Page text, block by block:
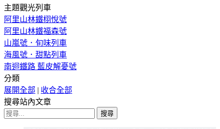
主題觀光列車
阿里山林鐵栩悅號
阿里山林鐵福森號
山嵐號．旬味列車
海風號．甜點列車
南迴鐵路 藍皮解憂號
分類
展開全部 | 收合全部
搜尋站內文章
搜